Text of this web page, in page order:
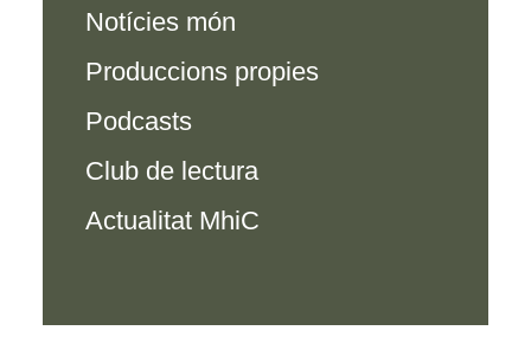
Notícies món
Produccions propies
Podcasts
Club de lectura
Actualitat MhiC